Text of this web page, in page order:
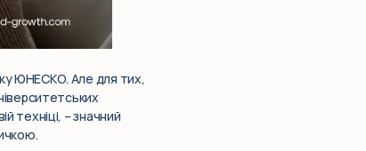
ЮНЕСКО. Але для тих,
техніці, – значний